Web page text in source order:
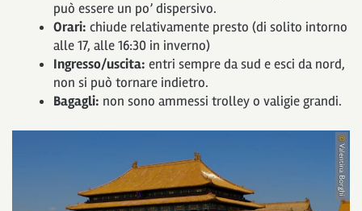
può essere un po’ dispersivo.
Orari: chiude relativamente presto (di solito intorno
alle 17, alle 16:30 in inverno)
Ingresso/uscita: entri sempre da sud e esci da nord,
non si può tornare indietro.
Bagagli: non sono ammessi trolley o valigie grandi.